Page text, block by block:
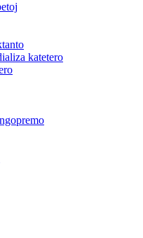
katetero